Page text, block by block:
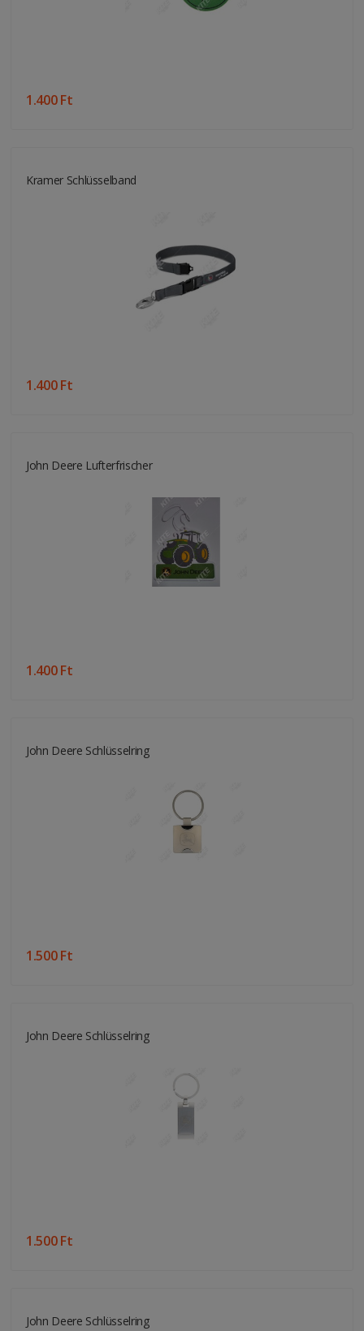
1.400 Ft
Kramer Schlüsselband
1.400 Ft
John Deere Lufterfrischer
1.400 Ft
John Deere Schlüsselring
1.500 Ft
John Deere Schlüsselring
1.500 Ft
John Deere Schlüsselring